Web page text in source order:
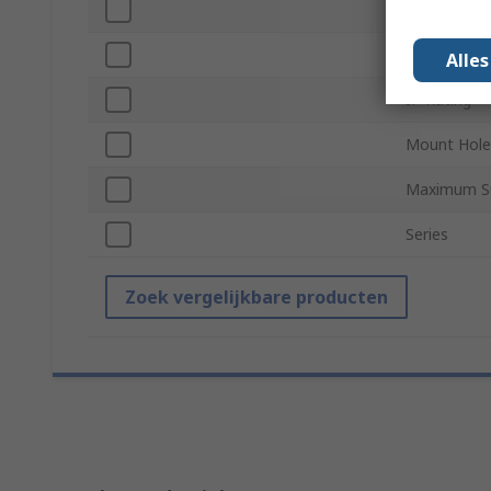
Terminal
IP Rating
Mount
Maximum
Series
Zoek vergelijkbare producten